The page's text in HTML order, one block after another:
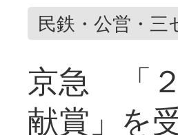
民鉄・公営・三
京急 「
献賞」を